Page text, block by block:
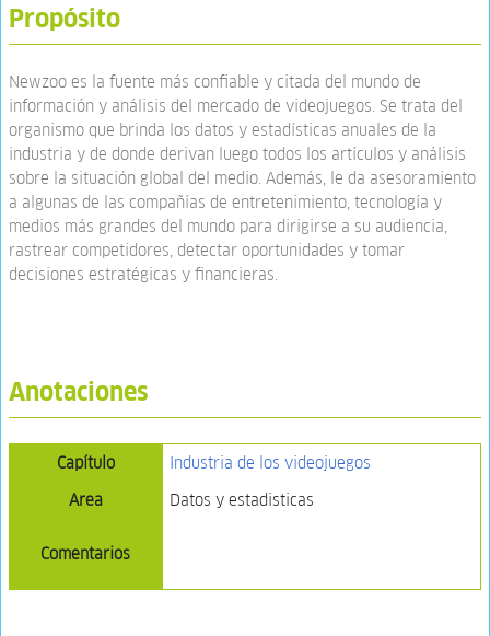
Propósito
Newzoo es la fuente más confiable y citada del mundo de
información y análisis del mercado de videojuegos. Se trata del
organismo que brinda los datos y estadísticas anuales de la
industria y de donde derivan luego todos los artículos y análisis
sobre la situación global del medio. Además, le da asesoramiento
a algunas de las compañías de entretenimiento, tecnología y
medios más grandes del mundo para dirigirse a su audiencia,
rastrear competidores, detectar oportunidades y tomar
decisiones estratégicas y financieras.
Anotaciones
Capítulo
Industria de los videojuegos
Area
Datos y estadisticas
Comentarios